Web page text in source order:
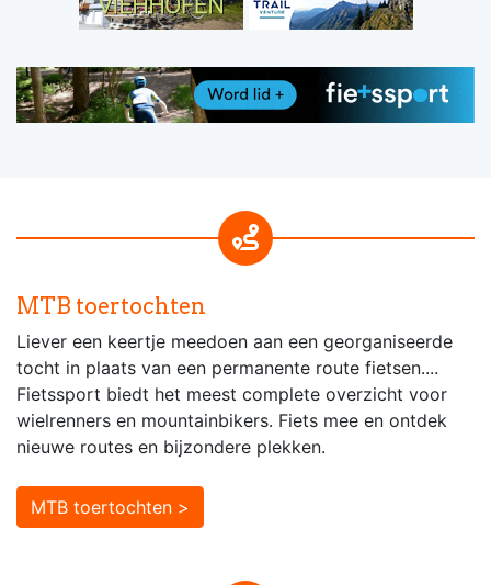
MTB toertochten
Liever een keertje meedoen aan een georganiseerde
tocht in plaats van een permanente route fietsen....
Fietssport biedt het meest complete overzicht voor
wielrenners en mountainbikers. Fiets mee en ontdek
nieuwe routes en bijzondere plekken.
MTB toertochten >